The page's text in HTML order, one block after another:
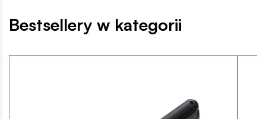
Bestsellery w kategorii